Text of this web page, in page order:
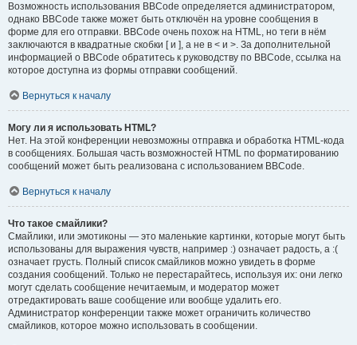
Возможность использования BBCode определяется администратором,
однако BBCode также может быть отключён на уровне сообщения в
форме для его отправки. BBCode очень похож на HTML, но теги в нём
заключаются в квадратные скобки [ и ], а не в < и >. За дополнительной
информацией о BBCode обратитесь к руководству по BBCode, ссылка на
которое доступна из формы отправки сообщений.
Вернуться к началу
Могу ли я использовать HTML?
Нет. На этой конференции невозможны отправка и обработка HTML-кода
в сообщениях. Большая часть возможностей HTML по форматированию
сообщений может быть реализована с использованием BBCode.
Вернуться к началу
Что такое смайлики?
Смайлики, или эмотиконы — это маленькие картинки, которые могут быть
использованы для выражения чувств, например :) означает радость, а :(
означает грусть. Полный список смайликов можно увидеть в форме
создания сообщений. Только не перестарайтесь, используя их: они легко
могут сделать сообщение нечитаемым, и модератор может
отредактировать ваше сообщение или вообще удалить его.
Администратор конференции также может ограничить количество
смайликов, которое можно использовать в сообщении.